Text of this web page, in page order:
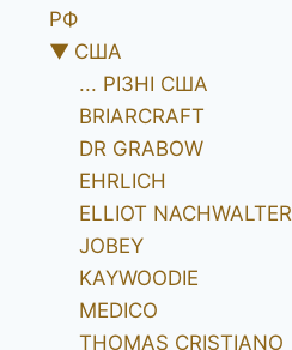
РФ
▼ США
... РІЗНІ США
BRIARCRAFT
DR GRABOW
EHRLICH
ELLIOT NACHWALTER
JOBEY
KAYWOODIE
MEDICO
THOMAS CRISTIANO